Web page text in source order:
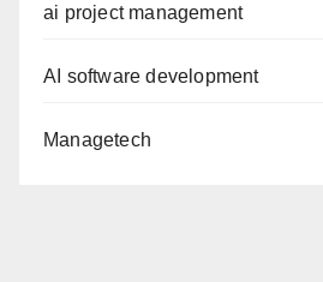
ai project management
AI software development
Managetech